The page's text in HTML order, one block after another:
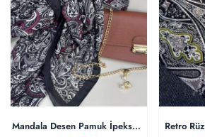
Mandala Desen Pamuk İpeksi Şal – 452366-
Retro